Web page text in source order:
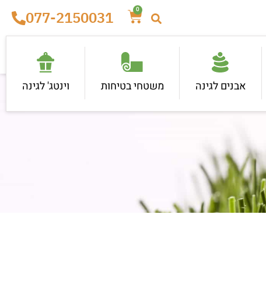
0
077-2150031
אבנים לגינה משטחי בטיחות וינטג' לגינה